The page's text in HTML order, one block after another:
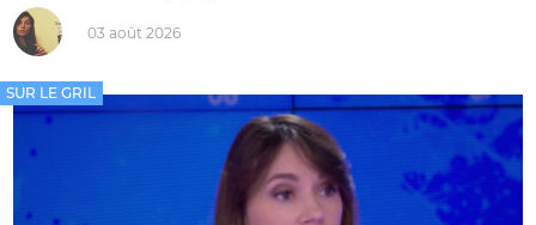
03 août 2026
SUR LE GRIL